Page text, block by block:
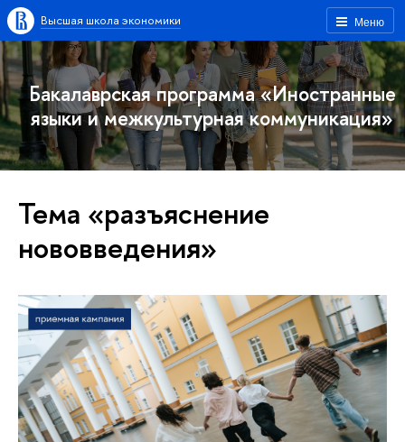
Меню
Высшая школа экономики
Бакалаврская программа «Иностранные
языки и межкультурная коммуникация»
Тема «разъяснение
нововведения»